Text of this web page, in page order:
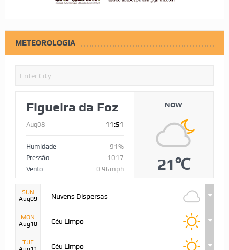
METEOROLOGIA
Figueira da Foz
Aug08 11:51
Humidade
91%
Pressão
1017
Vento
0.96mph
NOW
21℃
SUN
Aug09
Nuvens Dispersas
MON
Aug10
Céu Limpo
TUE
Céu Limpo